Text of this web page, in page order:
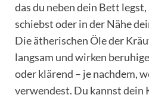
das du neben dein Bett
schiebst oder in der Nähe
Die ätherischen Öle der
langsam und wirken
oder klärend – je nachdem,
verwendest. Du kannst dein